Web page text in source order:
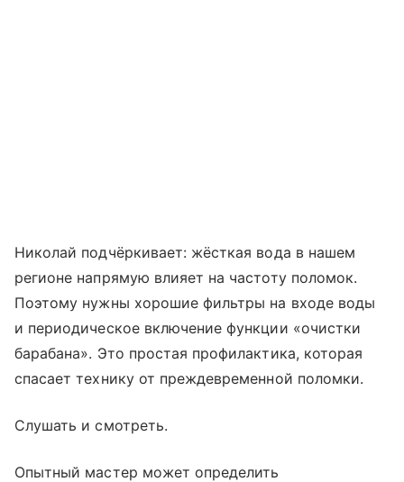
Николай подчёркивает: жёсткая вода в нашем
регионе напрямую влияет на частоту поломок.
Поэтому нужны хорошие фильтры на входе воды
и периодическое включение функции «очистки
барабана». Это простая профилактика, которая
спасает технику от прежде­временной поломки.
Слушать и смотреть.
Опытный мастер может определить